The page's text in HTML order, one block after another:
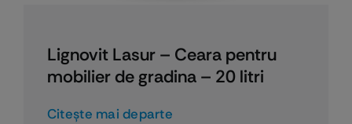
Lignovit Lasur – Ceara pentru
mobilier de gradina – 20 litri
Citeşte mai departe